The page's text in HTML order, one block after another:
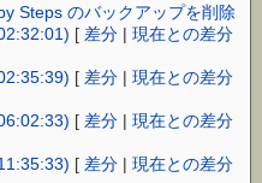
Steps のバックアップを削除
[ 差分 |現在との差分
[ 差分 |現在との差分
[ 差分 |現在との差分
[ 差分 |現在との差分